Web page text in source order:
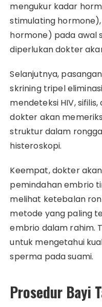
mengukur kadar
stimulating
hormone) pada awal
diperlukan dokter
Selanjutnya,
skrining tripel
mendeteksi HIV,
dokter akan
struktur dalam
histeroskopi.
Keempat, dokter
pemindahan embrio
melihat ketebalan
metode yang paling
embrio dalam rahim.
untuk mengetahui
sperma pada suami.
Prosedur Bayi